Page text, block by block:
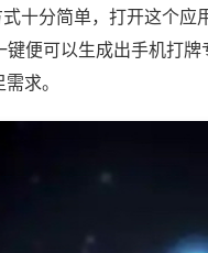
十分简单，打开这个应
便可以生成出手机打
求。